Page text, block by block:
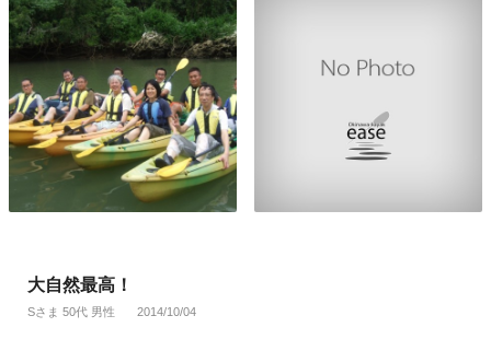
大自然最高！
Sさま 50代 男性 2014/10/04